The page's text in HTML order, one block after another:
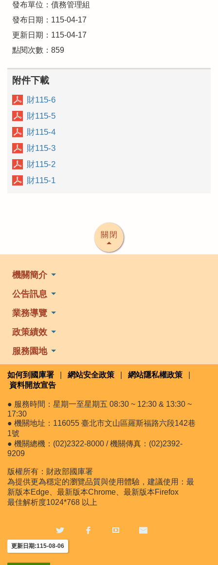
發布單位：債務管理組
發布日期：115-04-17
更新日期：115-04-17
點閱次數：859
附件下載
財115-6
財115-5
財115-4
財115-3
財115-2
財115-1
關閉
機關簡介
公告訊息
業務導覽
政策績效
服務園地
如何到國庫署 網站安全政策 網站隱私權政策
資料開放宣告
● 服務時間：星期一至星期五 08:30 ~ 12:30 & 13:30 ~
17:30
● 機關地址：116055 臺北市文山區羅斯福路六段142巷
1號
● 機關總機：(02)2322-8000 / 機關傳真：(02)2392-
9209
版權所有：財政部國庫署
為提供更為穩定的瀏覽品質與使用體驗，建議使用：最
新版本Edge、最新版本Chrome、最新版本Firefox
最佳解析度1024*768 以上
更新日期:115-08-06